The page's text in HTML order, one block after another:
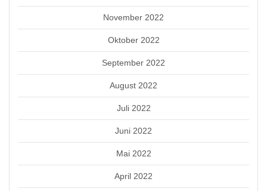
November 2022
Oktober 2022
September 2022
August 2022
Juli 2022
Juni 2022
Mai 2022
April 2022